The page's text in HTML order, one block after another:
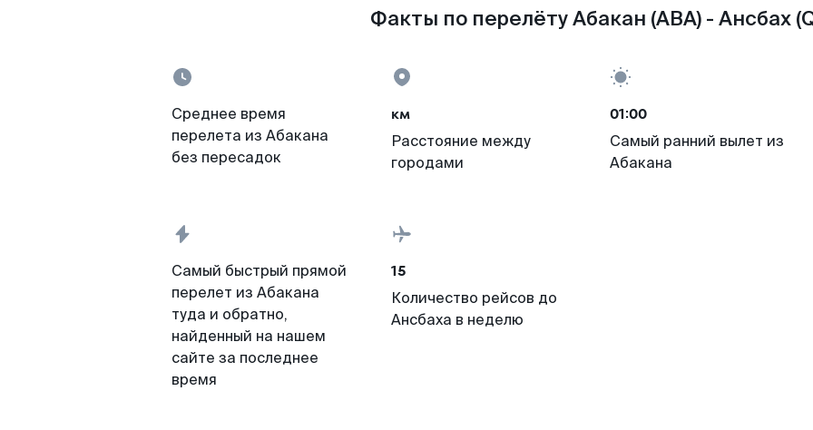
Факты по перелёту Абакан (ABA) - Ансбах
Среднее время
перелета из Абакана
без пересадок
км
Расстояние между
городами
01:00
Самый ранний вылет из
Абакана
Самый быстрый прямой
перелет из Абакана
туда и обратно,
найденный на нашем
сайте за последнее
время
15
Количество рейсов до
Ансбаха в неделю